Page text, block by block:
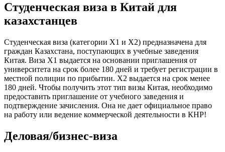
Студенческая виза в Китай для
казахстанцев
Студенческая виза (категории X1 и X2) предназначена для
граждан Казахстана, поступающих в учебные заведения
Китая. Виза X1 выдается на основании приглашения от
университета на срок более 180 дней и требует регистрации в
местной полиции по прибытии. X2 выдается на срок менее
180 дней. Чтобы получить этот тип визы Китая, необходимо
предоставить приглашение от учебного заведения и
подтверждение зачисления. Она не дает официальное право
на работу или ведение коммерческой деятельности в КНР!
Деловая/бизнес-виза